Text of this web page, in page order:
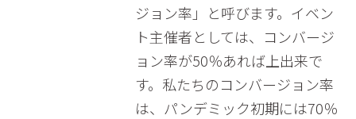
ジョン率」と呼びます。イベン
ト主催者としては、コンバージ
ョン率が50％あれば上出来で
す。私たちのコンバージョン率
は、パンデミック初期には70％